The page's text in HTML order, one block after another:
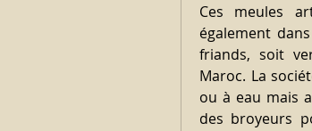
Ces meules
également
friands, soit
Maroc. La
ou à eau mais
des broyeurs